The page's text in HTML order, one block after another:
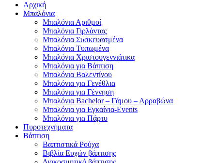
Αρχική
Μπαλόνια
Μπαλόνια Αριθμοί
Μπαλόνια Γιρλάντας
Μπαλόνια Συσκευασμένα
Μπαλόνια Τυπωμένα
Μπαλόνια Χριστουγεννιάτικα
Μπαλόνια για Βάπτιση
Μπαλόνια Βαλεντίνου
Μπαλόνια για Γενέθλια
Μπαλόνια για Γέννηση
Μπαλόνια Bachelor – Γάμου – Αρραβώνα
Μπαλόνια για Εγκαίνια-Events
Μπαλόνια για Πάρτυ
Πυροτεχνήματα
Βάπτιση
Βαπτιστικά Ρούχα
Βιβλία Ευχών βάπτισης